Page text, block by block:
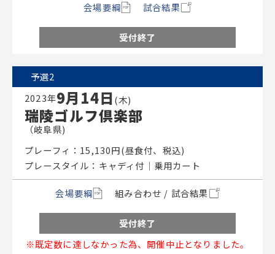
会場要綱 試合結果
受付終了
予選2
2023年9月14日(木)
瑞陵ゴルフ倶楽部
（岐阜県)
プレーフィ：15,130円(昼食付、税込)
プレースタイル：キャディ付│乗用カート
会場要綱 組み合わせ / 試合結果
受付終了
※既定数に達しなかった為、開催中止となりました。